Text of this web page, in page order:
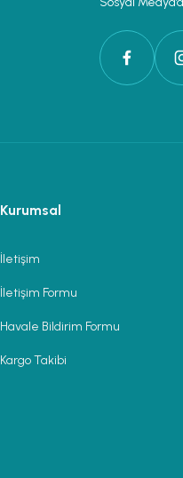
Kurumsal
İletişim
İletişim Formu
Havale Bildirim Formu
Kargo Takibi